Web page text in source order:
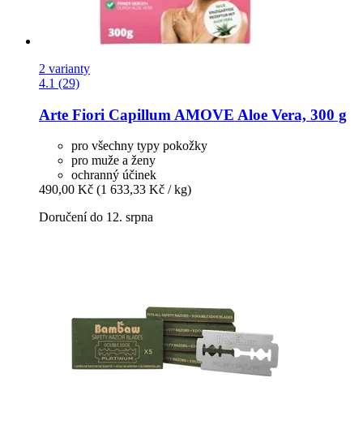
2 varianty
4.1 (29)
Arte Fiori Capillum AMOVE Aloe Vera, 300 g
pro všechny typy pokožky
pro muže a ženy
ochranný účinek
490,00 Kč (1 633,33 Kč / kg)
Doručení do 12. srpna